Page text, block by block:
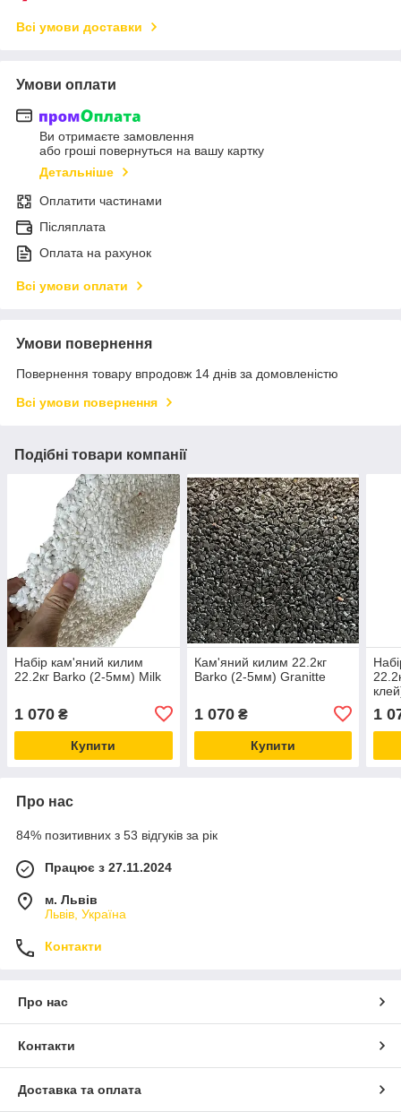
Всі умови доставки
Умови оплати
Ви отримаєте замовлення
або гроші повернуться на вашу картку
Детальніше
Оплатити частинами
Післяплата
Оплата на рахунок
Всі умови оплати
Умови повернення
Повернення товару впродовж 14 днів за домовленістю
Всі умови повернення
Подібні товари компанії
Набір кам'яний килим
22.2кг Barko (2-5мм) Milk
1 070 ₴
Купити
Кам'яний килим 22.2кг
Barko (2-5мм) Granitte
1 070₴
Купити
1
Про нас
84% позитивних з 53 відгуків за рік
Працює з 27.11.2024
м. Львів
Львів, Україна
Контакти
Про нас
Контакти
Доставка та оплата